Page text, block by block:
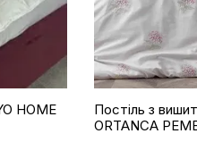
HOME
Постіль з
ORTANCA